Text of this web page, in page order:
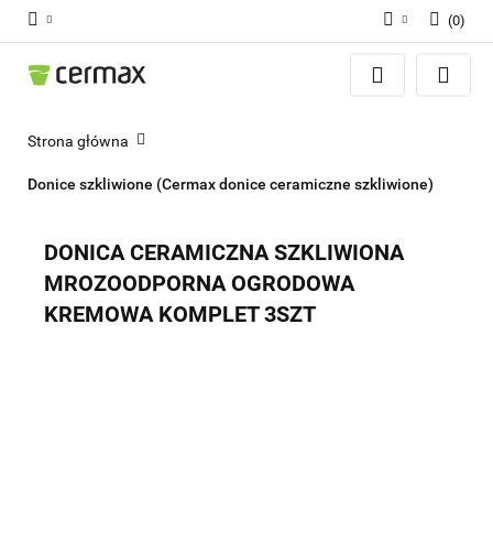
Zaloguj się
(0)
Strona główna
Donice szkliwione (Cermax donice ceramiczne szkliwione)
DONICA CERAMICZNA SZKLIWIONA
MROZOODPORNA OGRODOWA
KREMOWA KOMPLET 3SZT